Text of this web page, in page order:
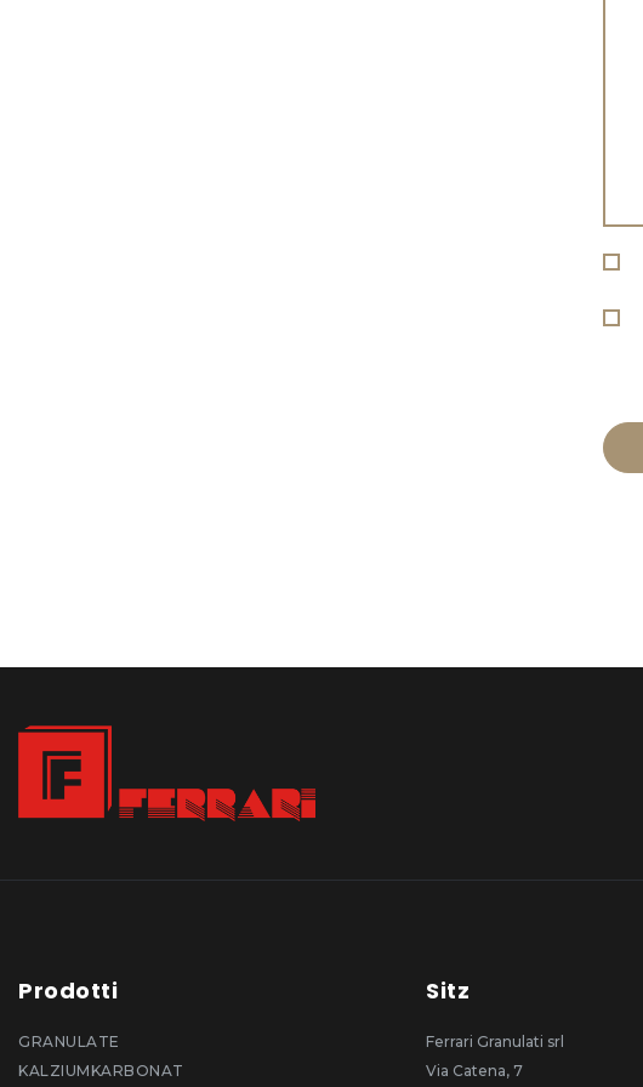
Prodotti
GRANULATE
KALZIUMKARBONAT
Sitz
Ferrari Granulati srl
Via Catena, 7